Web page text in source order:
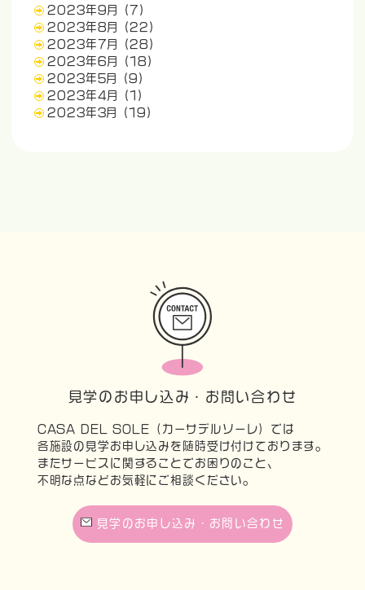
2023年9月
(7)
2023年8月
(22)
2023年7月
(28)
2023年6月
(18)
2023年5月
(9)
2023年4月
(1)
2023年3月
(19)
見学のお申し込み・お問い合わせ
CASA DEL SOLE（カーサデルソーレ）では
各施設の見学お申し込みを随時受け付けております。
またサービスに関することでお困りのこと、
不明な点などお気軽にご相談ください。
見学のお申し込み・お問い合わせ